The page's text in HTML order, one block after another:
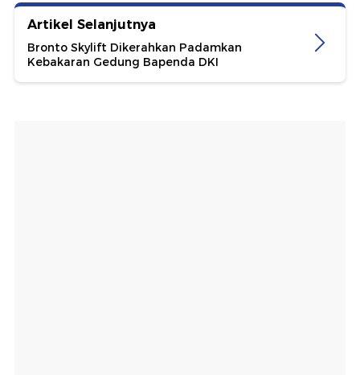
Artikel Selanjutnya
Bronto Skylift Dikerahkan Padamkan
Kebakaran Gedung Bapenda DKI